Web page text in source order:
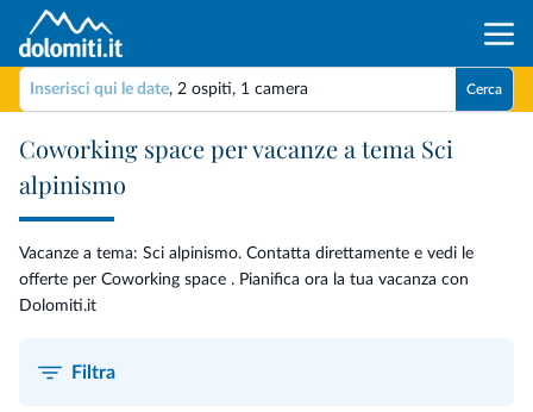
Inserisci qui le date, 2 ospiti, 1 camera Cerca
Coworking space per vacanze a tema Sci
alpinismo
Vacanze a tema: Sci alpinismo. Contatta direttamente e vedi le
offerte per Coworking space . Pianifica ora la tua vacanza con
Dolomiti.it
Filtra